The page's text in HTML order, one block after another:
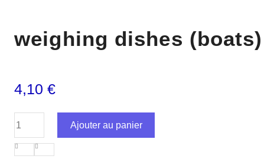
weighing dishes (boats)
4,10€
Ajouter au panier